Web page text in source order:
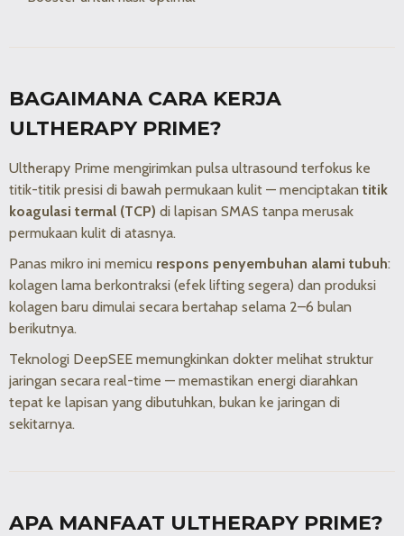
BAGAIMANA CARA KERJA
ULTHERAPY PRIME?
Ultherapy Prime mengirimkan pulsa ultrasound terfokus ke
titik-titik presisi di bawah permukaan kulit — menciptakan titik
koagulasi termal (TCP) di lapisan SMAS tanpa merusak
permukaan kulit di atasnya.
Panas mikro ini memicu respons penyembuhan alami tubuh:
kolagen lama berkontraksi (efek lifting segera) dan produksi
kolagen baru dimulai secara bertahap selama 2–6 bulan
berikutnya.
Teknologi DeepSEE memungkinkan dokter melihat struktur
jaringan secara real-time — memastikan energi diarahkan
tepat ke lapisan yang dibutuhkan, bukan ke jaringan di
sekitarnya.
APA MANFAAT ULTHERAPY PRIME?